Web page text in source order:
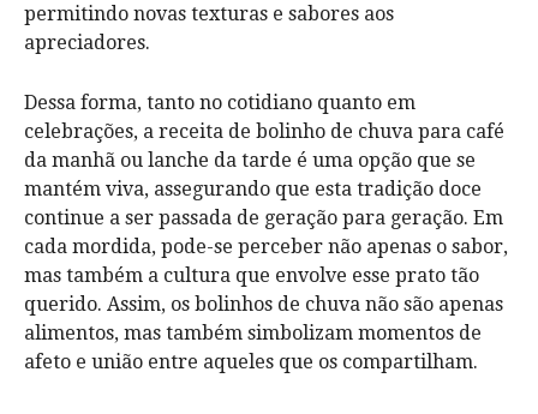
permitindo novas texturas e sabores aos
apreciadores.
Dessa forma, tanto no cotidiano quanto em
celebrações, a receita de bolinho de chuva para café
da manhã ou lanche da tarde é uma opção que se
mantém viva, assegurando que esta tradição doce
continue a ser passada de geração para geração. Em
cada mordida, pode-se perceber não apenas o sabor,
mas também a cultura que envolve esse prato tão
querido. Assim, os bolinhos de chuva não são apenas
alimentos, mas também simbolizam momentos de
afeto e união entre aqueles que os compartilham.